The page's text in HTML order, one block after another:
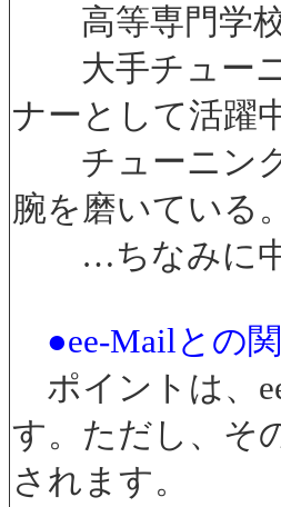
高等専門学校
大手チューニ
ナーとして活躍
チューニング
腕を磨いている。
…ちなみに中
●ee-Mailとの
ポイントは、
す。ただし、そ
されます。